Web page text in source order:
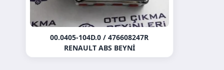
00.0405-104D.0 / 476608247R
RENAULT ABS BEYNI